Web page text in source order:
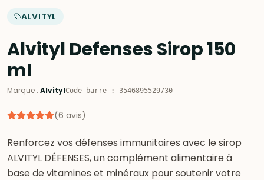
ALVITYL
Alvityl Defenses Sirop 150
ml
Marque : AlvitylCode-barre : 3546895529730
(6 avis)
Renforcez vos défenses immunitaires avec le sirop
ALVITYL DÉFENSES, un complément alimentaire à
base de vitamines et minéraux pour soutenir votre